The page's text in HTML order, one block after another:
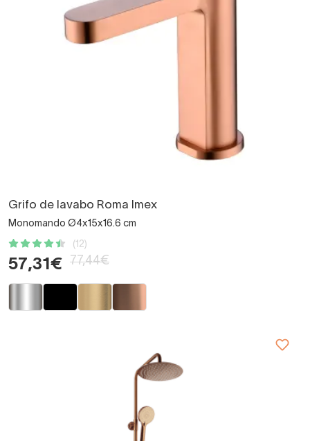
Grifo de lavabo Roma Imex
Monomando Ø4x15x16.6 cm
(12)
57,31€ 77,44€